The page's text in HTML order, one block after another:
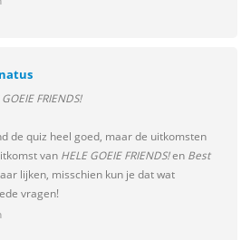
FRIENDS!
de quiz heel goed, maar de uitkomsten
van HELE GOEIE FRIENDS!en Best
lijken, misschien kun je dat wat
vragen!